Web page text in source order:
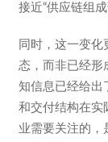
接近“供应链组
同时，这一变
态，而非已经形
知信息已经给出
和交付结构在实
业需要关注的，